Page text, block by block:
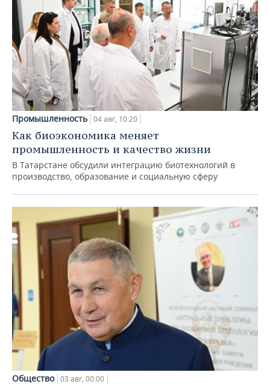
Промышленность 04 авг, 10:20
Как биоэкономика меняет
промышленность и качество жизни
В Татарстане обсудили интеграцию биотехнологий в
производство, образование и социальную сферу
Общество 03 авг, 00:00